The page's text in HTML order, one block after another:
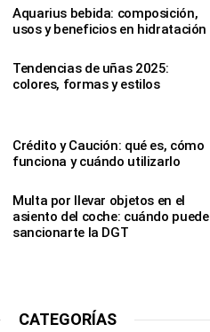
Aquarius bebida: composición,
usos y beneficios en hidratación
Tendencias de uñas 2025:
colores, formas y estilos
Crédito y Caución: qué es, cómo
funciona y cuándo utilizarlo
Multa por llevar objetos en el
asiento del coche: cuándo puede
sancionarte la DGT
CATEGORÍAS